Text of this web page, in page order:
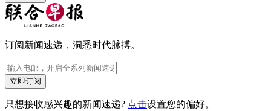
订阅新闻速递，洞悉时代脉搏。
立即订阅
只想接收感兴趣的新闻速递? 点击设置您的偏好。